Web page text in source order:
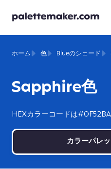
Sapphire色
HEXカラーコードは
ホーム 色 Blueのシェード
カラーパレ